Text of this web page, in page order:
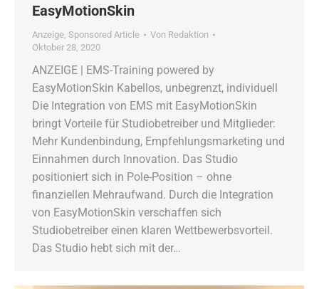
EasyMotionSkin
Anzeige, Sponsored Article Von Redaktion
Oktober 28, 2020
ANZEIGE | EMS-Training powered by
EasyMotionSkin Kabellos, unbegrenzt, individuell
Die Integration von EMS mit EasyMotionSkin
bringt Vorteile für Studiobetreiber und Mitglieder:
Mehr Kundenbindung, Empfehlungsmarketing und
Einnahmen durch Innovation. Das Studio
positioniert sich in Pole-Position – ohne
finanziellen Mehraufwand. Durch die Integration
von EasyMotionSkin verschaffen sich
Studiobetreiber einen klaren Wettbewerbsvorteil.
Das Studio hebt sich mit der…